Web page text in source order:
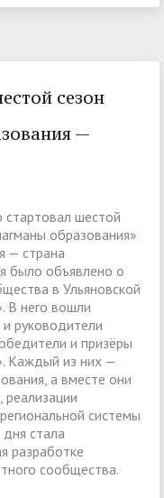
сезон
—
стартовал шестой
образования»
— страна
было объявлено о
в Ульяновской
В него вошли
и руководители
и призёры
Каждый из них —
а вместе они
системы
стала
разработке
сообщества.